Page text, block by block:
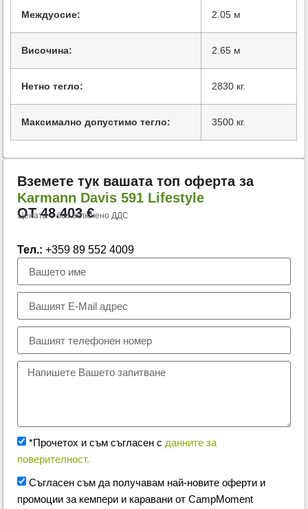
Междуосие: 2.05 м
Височина: 2.65 м
Нетно тегло: 2830 кг.
Максимално допустимо тегло: 3500 кг.
Вземете тук вашата топ оферта за
Karmann Davis 591 Lifestyle
ОТ48.403€
Цената е без включено ДДС
Тел.:+359 89 552 4009
*Прочетох и съм съгласен сданните за
поверителност.
Съгласен съм да получавам най-новите оферти и
промоции за кемпери и каравани от CampMoment